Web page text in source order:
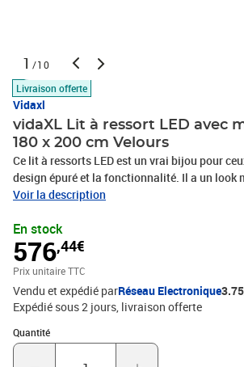
1 /10
Livraison offerte
Vidaxl
vidaXL Lit à ressort LED avec
180 x 200 cm Velours
Ce lit à ressorts LED est un vrai bijou pour
design épuré et la fonctionnalité. Il a un look
qui le rend incontournable dans n'importe
sympa pour vos soirées tranquilles ou vos
tête de lit modulable et son velours agréable
parfait pour ceux qui veulent du confort tout
Matériaux : Ce lit est fait avec du velours
confort. La structure en bois d'ingénierie
tandis que le bois de pin massif ajoute une
mélange assure durabilité et allure dans votre
moderne.Composants inclus : Avec sa tête de
Voir la description
En stock
576,44€
Prix unitaire TTC
Vendu et expédié parRéseau Electronique
Expédié sous 2 jours livraison offerte
Quantité
Quantité : 1